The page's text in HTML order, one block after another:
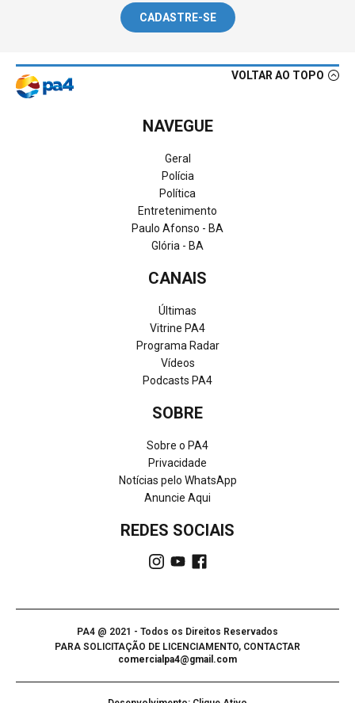
CADASTRE-SE
VOLTAR AO TOPO
NAVEGUE
Geral
Polícia
Política
Entretenimento
Paulo Afonso - BA
Glória - BA
CANAIS
Últimas
Vitrine PA4
Programa Radar
Vídeos
Podcasts PA4
SOBRE
Sobre o PA4
Privacidade
Notícias pelo WhatsApp
Anuncie Aqui
REDES SOCIAIS
PA4 @ 2021 - Todos os Direitos Reservados
PARA SOLICITAÇÃO DE LICENCIAMENTO, CONTACTAR
comercialpa4@gmail.com